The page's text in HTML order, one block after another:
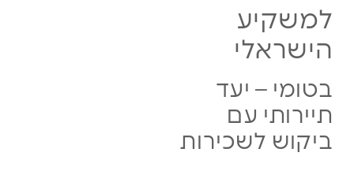
למשקיע
הישראלי
בטומי – יעד
תיירותי עם
ביקוש לשכירות